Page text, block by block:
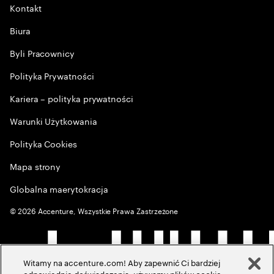
Kontakt
Biura
Byli Pracownicy
Polityka Prywatności
Kariera – polityka prywatności
Warunki Użytkowania
Polityka Cookies
Mapa strony
Globalna maerytokracja
©2026 Accenture, Wszystkie Prawa Zastrzeżone
Witamy na accenture.com! Aby zapewnić Ci bardziej